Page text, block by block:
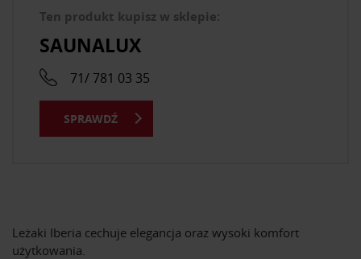
Leżaki Iberia cechuje elegancja oraz wysoki komfort
użytkowania.
Ten produkt kupisz w sklepie:
SAUNALUX
71/ 781 03 35
SPRAWDŹ